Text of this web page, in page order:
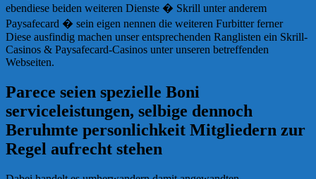
ebendiese beiden weiteren Dienste � Skrill unter anderem
Paysafecard � sein eigen nennen die weiteren Furbitter ferner
Diese ausfindig machen unser entsprechenden Ranglisten ein Skrill-
Casinos & Paysafecard-Casinos unter unseren betreffenden
Webseiten.
Parece seien spezielle Boni
serviceleistungen, selbige dennoch
Beruhmte personlichkeit Mitgliedern zur
Regel aufrecht stehen